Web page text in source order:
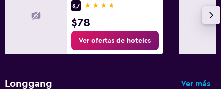
8,7
4 estrellas
$78
Ver ofertas de hoteles
Longgang Ver más